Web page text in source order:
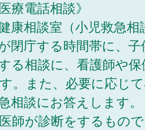
療電話相談》
康相談室（小児救急相
閉庁する時間帯に、
る相談に、看護師や
。また、必要に応じ
相談にお答えします
師が診断をするもの